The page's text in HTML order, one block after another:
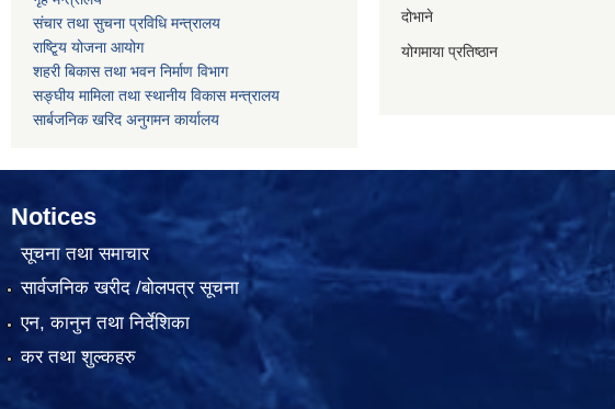
संचार तथा सुचना प्रविधि मन्त्रालय
राष्टि्ृय योजना आयोग
शहरी बिकास तथा भवन निर्माण विभाग
सङ्घीय मामिला तथा स्थानीय विकास मन्त्रालय
सार्बजनिक खरिद अनुगमन कार्यालय
दोभाने
योगमाया प्रतिष्ठान
Notices
सूचना तथा समाचार
सार्वजनिक खरीद /बोलपत्र सूचना
एन, कानुन तथा निर्देशिका
कर तथा शुल्कहरु